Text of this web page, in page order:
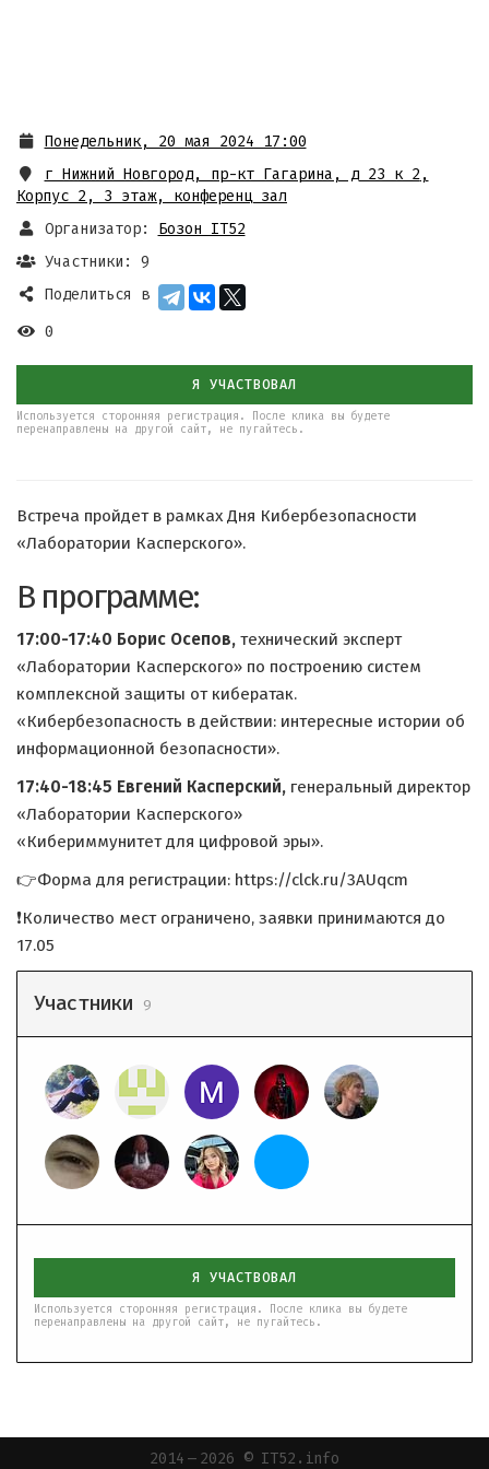
Понедельник, 20 мая 2024 17:00
г Нижний Новгород, пр-кт Гагарина, д 23 к 2,
Корпус 2, 3 этаж, конференц зал
Организатор:
Бозон IT52
Участники: 9
Поделиться в
0
Я УЧАСТВОВАЛ
Используется сторонняя регистрация. После клика вы будете
перенаправлены на другой сайт, не пугайтесь.
Встреча пройдет в рамках Дня Кибербезопасности
«Лаборатории Касперского».
В программе:
17:00-17:40 Борис Осепов, технический эксперт
«Лаборатории Касперского» по построению систем
комплексной защиты от кибератак.
«Кибербезопасность в действии: интересные истории об
информационной безопасности».
17:40-18:45 Евгений Касперский, генеральный директор
«Лаборатории Касперского»
«Кибериммунитет для цифровой эры».
👉Форма для регистрации: https://clck.ru/3AUqcm
❗Количество мест ограничено, заявки принимаются до
17.05
Участники 9
Я УЧАСТВОВАЛ
Используется сторонняя регистрация. После клика вы будете
перенаправлены на другой сайт, не пугайтесь.
2014 — 2026 © IT52.info